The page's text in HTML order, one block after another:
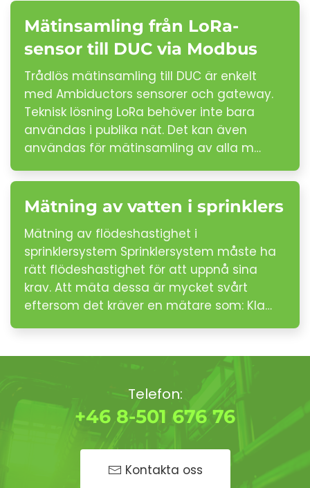
Mätinsamling från LoRa-
sensor till DUC via Modbus
Trådlös mätinsamling till DUC är enkelt
med Ambiductors sensorer och gateway.
Teknisk lösning LoRa behöver inte bara
användas i publika nät. Det kan även
användas för mätinsamling av alla m…
Mätning av vatten i sprinklers
Mätning av flödeshastighet i
sprinklersystem Sprinklersystem måste ha
rätt flödeshastighet för att uppnå sina
krav. Att mäta dessa är mycket svårt
eftersom det kräver en mätare som: Kla…
Telefon:
+46 8-501 676 76
Kontakta oss